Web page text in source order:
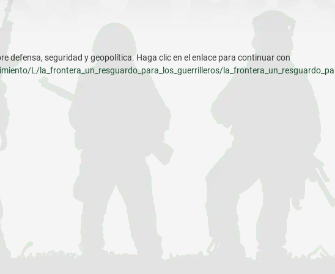
defensa, seguridad y geopolítica. Haga clic en el enlace para continuar con
L/la_frontera_un_resguardo_para_los_guerrilleros/